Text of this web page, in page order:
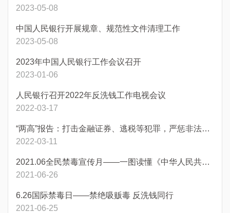
2023-05-08
中国人民银行开展规章、规范性文件清理工作
2023-05-08
2023年中国人民银行工作会议召开
2023-01-06
人民银行召开2022年反洗钱工作电视会议
2022-03-17
“两高”报告：打击金融证券、逃税等犯罪，严惩非法集资、洗钱，支持和引导资本规范健康发展
2022-03-11
2021.06全民禁毒宣传月——一图读懂《中华人民共和国禁毒法》（一）
2021-06-26
6.26国际禁毒日——禁绝吸贩毒 反洗钱同行
2021-06-25